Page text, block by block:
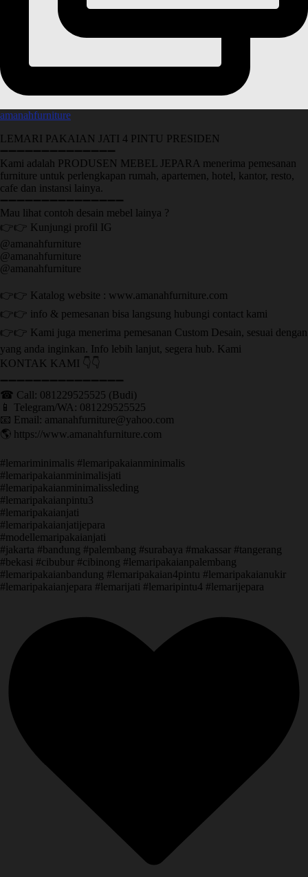
amanahfurniture
LEMARI PAKAIAN JATI 4 PINTU PRESIDEN
➖➖➖➖➖➖➖➖➖➖➖➖➖➖
Kami adalah PRODUSEN MEBEL JEPARA menerima pemesanan
furniture untuk perlengkapan rumah, apartemen, hotel, kantor, resto,
cafe dan instansi lainya.
➖➖➖➖➖➖➖➖➖➖➖➖➖➖➖
Mau lihat contoh desain mebel lainya ?
👉👉 Kunjungi profil IG
@amanahfurniture
@amanahfurniture
@amanahfurniture
👉👉 Katalog website : www.amanahfurniture.com
👉👉 info & pemesanan bisa langsung hubungi contact kami
👉👉 Kami juga menerima pemesanan Custom Desain, sesuai dengan
yang anda inginkan. Info lebih lanjut, segera hub. Kami
KONTAK KAMI 👇👇
➖➖➖➖➖➖➖➖➖➖➖➖➖➖➖ ㅤ
☎ Call: 081229525525 (Budi)
📱 Telegram/WA: 081229525525
📧 Email: amanahfurniture@yahoo.com
🌎 https://www.amanahfurniture.com
#lemariminimalis #lemaripakaianminimalis
#lemaripakaianminimalisjati
#lemaripakaianminimalissleding
#lemaripakaianpintu3
#lemaripakaianjati
#lemaripakaianjatijepara
#modellemaripakaianjati
#jakarta #bandung #palembang #surabaya #makassar #tangerang
#bekasi #cibubur #cibinong #lemaripakaianpalembang
#lemaripakaianbandung #lemaripakaian4pintu #lemaripakaianukir
#lemaripakaianjepara #lemarijati #lemaripintu4 #lemarijepara